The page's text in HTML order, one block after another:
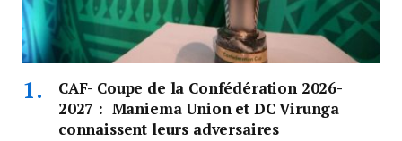
CAF- Coupe de la Confédération 2026-
2027 : Maniema Union et DC Virunga
connaissent leurs adversaires